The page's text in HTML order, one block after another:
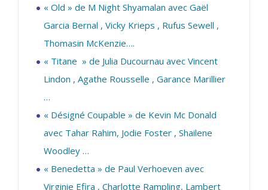
« Old » de M Night Shyamalan avec Gaël
Garcia Bernal , Vicky Krieps , Rufus Sewell ,
Thomasin McKenzie….
« Titane » de Julia Ducournau avec Vincent
Lindon , Agathe Rousselle , Garance Marillier
…
« Désigné Coupable » de Kevin Mc Donald
avec Tahar Rahim, Jodie Foster , Shailene
Woodley …
« Benedetta » de Paul Verhoeven avec
Virginie Efira , Charlotte Rampling, Lambert